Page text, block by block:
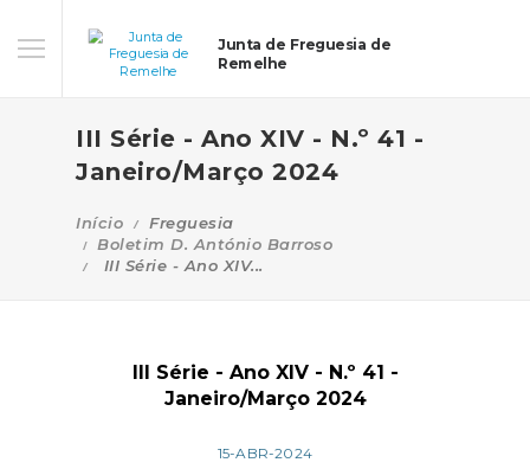
Junta de Freguesia de
Remelhe
III Série - Ano XIV - N.º 41 -
Janeiro/Março 2024
Início
Freguesia
Boletim D. António Barroso
III Série - Ano XIV...
III Série - Ano XIV - N.º 41 -
Janeiro/Março 2024
15-ABR-2024